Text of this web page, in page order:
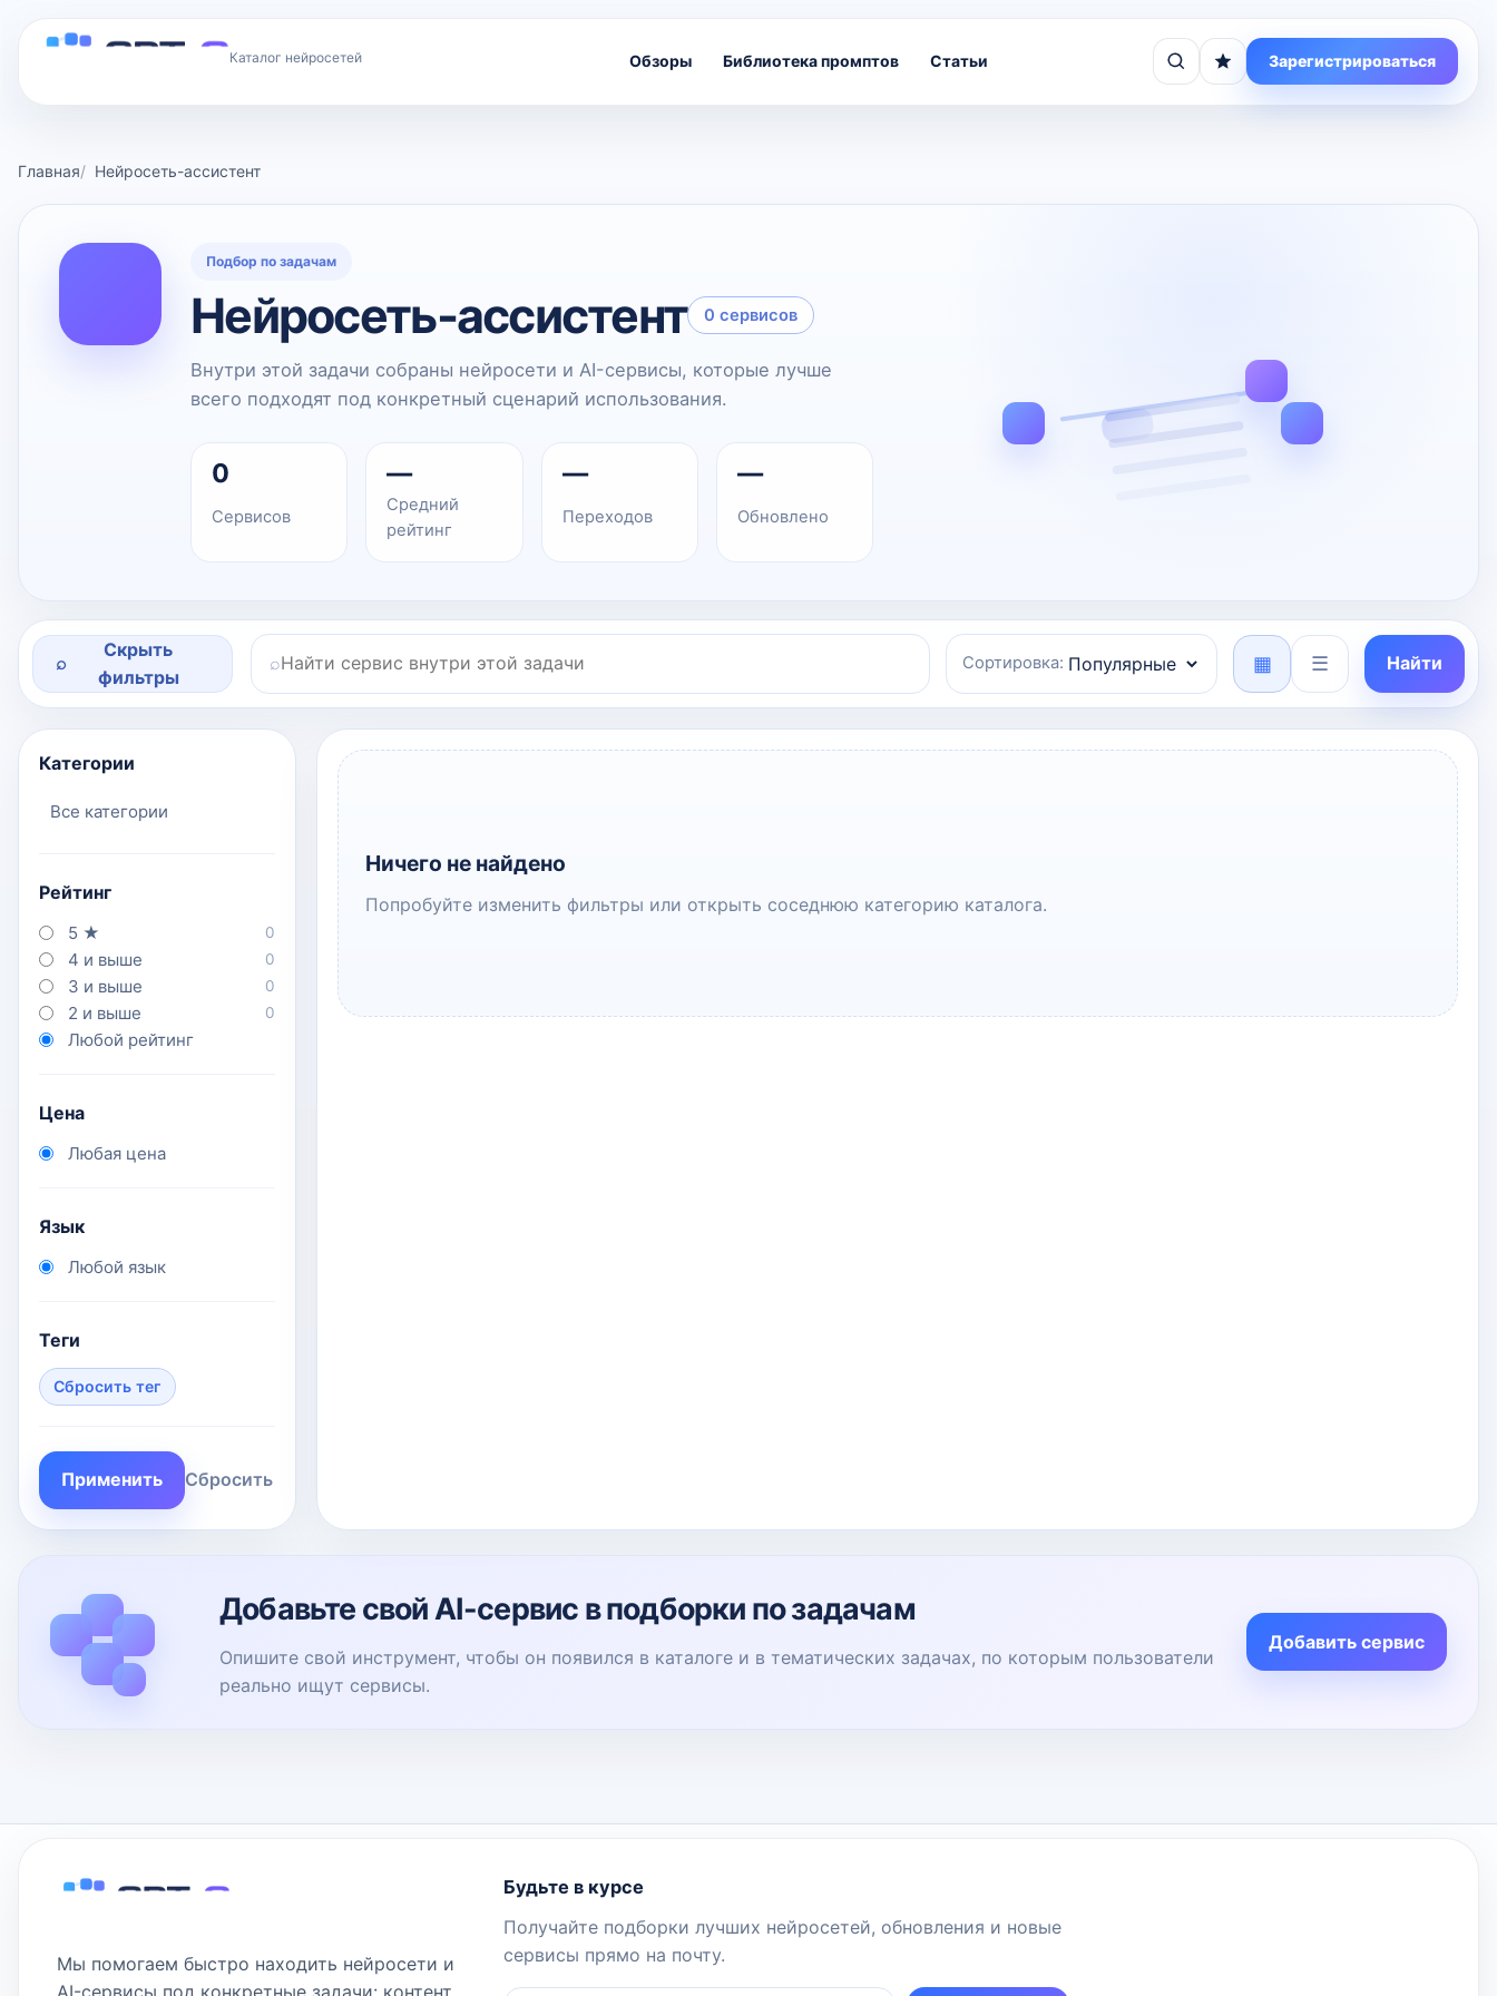
Каталог нейросетей Обзоры Библиотека промптов Статьи Зарегистрироваться
Главная Нейросеть-ассистент
Подбор по задачам
Нейросеть-ассистент 0 сервисов
Внутри этой задачи собраны нейросети и AI-сервисы, которые лучше
всего подходят под конкретный сценарий использования.
0
Сервисов
—
Средний
рейтинг
—
Переходов
—
Обновлено
⌕
Скрыть
фильтры
Поиск по категории
⌕ Сортировка: ▦ ☰ Найти
Категории
Все категории
Рейтинг
5 ★ 0
4 и выше 0
3 и выше 0
2 и выше 0
Любой рейтинг
Цена
Любая цена
Язык
Любой язык
Теги
Сбросить тег
Применить Сбросить
Ничего не найдено
Попробуйте изменить фильтры или открыть соседнюю категорию каталога.
Добавьте свой AI-сервис в подборки по задачам
Опишите свой инструмент, чтобы он появился в каталоге и в тематических задачах, по которым пользователи
реально ищут сервисы.
Добавить сервис
Мы помогаем быстро находить нейросети и
AI-сервисы под конкретные задачи: контент,
Будьте в курсе
Получайте подборки лучших нейросетей, обновления и новые
сервисы прямо на почту.